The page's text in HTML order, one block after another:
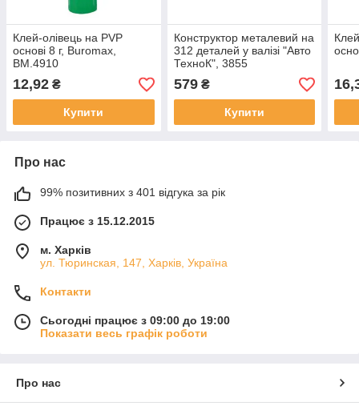
Клей-олівець на PVP
основі 8 г, Buromax,
BM.4910
12,92 ₴
Купити
Конструктор металевий на
312 деталей у валізі "Авто
ТехноК", 3855
579₴
Купити
Про нас
99% позитивних з 401 відгука за рік
Працює з 15.12.2015
м. Харків
ул. Тюринская, 147, Харків, Україна
Контакти
Сьогодні працює з 09:00 до 19:00
Показати весь графік роботи
Про нас